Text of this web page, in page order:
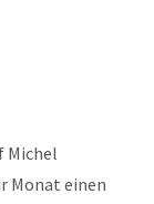
Michel
Monat einen